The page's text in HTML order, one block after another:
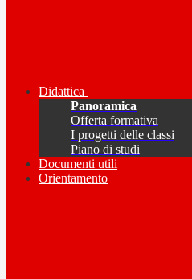
Didattica
Panoramica
Offerta formativa
I progetti delle classi
Piano di studi
Documenti utili
Orientamento